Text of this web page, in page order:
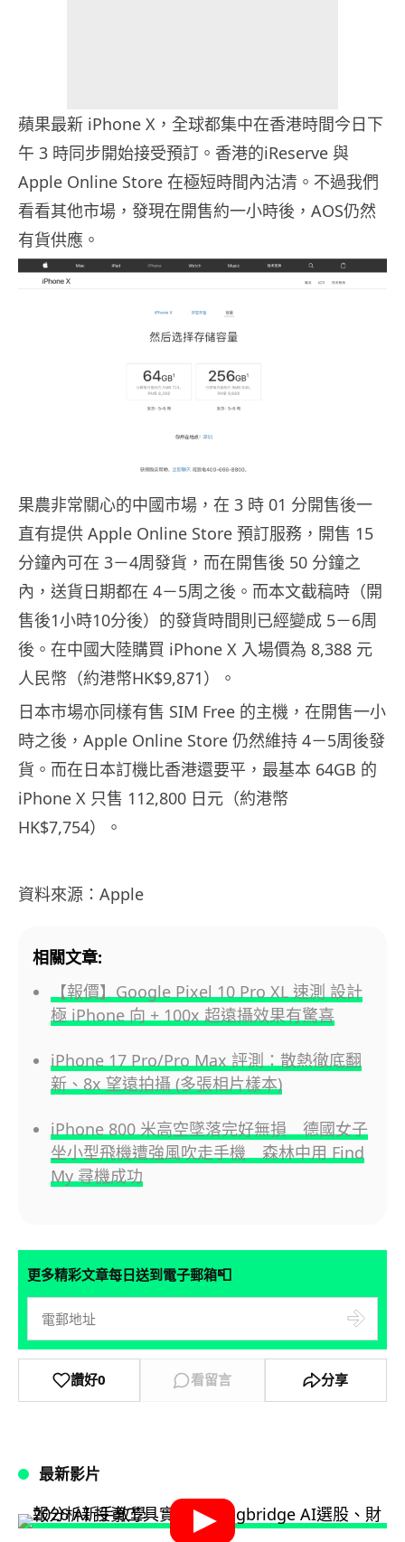
蘋果最新 iPhone X，全球都集中在香港時間今日下
午 3 時同步開始接受預訂。香港的iReserve 與
Apple Online Store 在極短時間內沽清。不過我們
看看其他市場，發現在開售約一小時後，AOS仍然
有貨供應。
果農非常關心的中國市場，在 3 時 01 分開售後一
直有提供 Apple Online Store 預訂服務，開售 15
分鐘內可在 3－4周發貨，而在開售後 50 分鐘之
內，送貨日期都在 4－5周之後。而本文截稿時（開
售後1小時10分後）的發貨時間則已經變成 5－6周
後。在中國大陸購買 iPhone X 入場價為 8,388 元
人民幣（約港幣HK$9,871）。
日本市場亦同樣有售 SIM Free 的主機，在開售一小
時之後，Apple Online Store 仍然維持 4－5周後發
貨。而在日本訂機比香港還要平，最基本 64GB 的
iPhone X 只售 112,800 日元（約港幣
HK$7,754）。
資料來源：Apple
相關文章:
【報價】Google Pixel 10 Pro XL 速測 設計
極 iPhone 向 + 100x 超遠攝效果有驚喜
iPhone 17 Pro/Pro Max 評測：散熱徹底翻
新、8x 望遠拍攝 (多張相片樣本)
iPhone 800 米高空墜落完好無損 德國女子
坐小型飛機遭強風吹走手機 森林中用 Find
My 尋機成功
更多精彩文章每日送到電子郵箱📮
讚好0 看留言 分享
最新影片